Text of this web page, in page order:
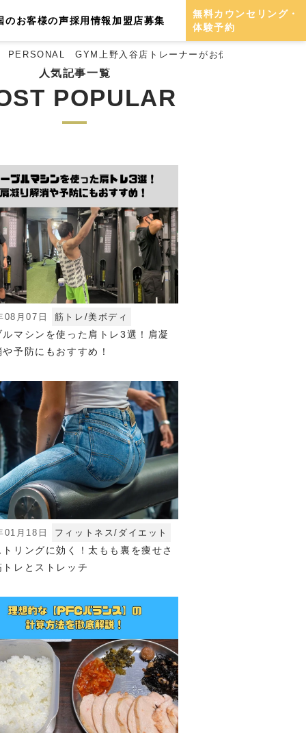
のお客様の声採用情報 加盟店募集
無料カウンセリング・
体験予約
GYM上野入谷店トレーナーがお伝えします！
人気記事一覧
POPULAR
08月07日 筋トレ/美ボディ
ルマシンを使った肩トレ3選！肩凝
予防にもおすすめ！
01月18日 フィットネス/ダイエット
トリングに効く！太もも裏を痩せさ
トレとストレッチ